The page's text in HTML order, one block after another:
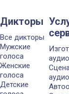
Дикторы
Все дикторы
Мужские
голоса
Женские
голоса
Детские